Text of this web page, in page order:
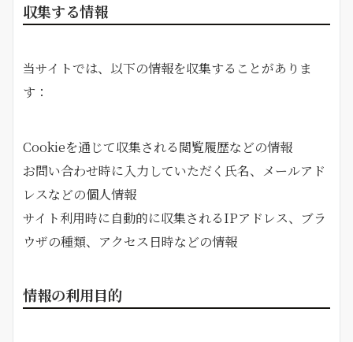
収集する情報
当サイトでは、以下の情報を収集することがありま
す：
Cookieを通じて収集される閲覧履歴などの情報
お問い合わせ時に入力していただく氏名、メールアド
レスなどの個人情報
サイト利用時に自動的に収集されるIPアドレス、ブラ
ウザの種類、アクセス日時などの情報
情報の利用目的